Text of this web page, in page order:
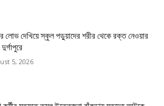
লোভ দেখিয়ে স্কুল পড়ুয়াদের শরীর থেকে রক্ত নেওয়ার
5, 2026